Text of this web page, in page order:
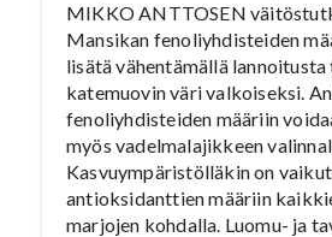
MIKKO ANTTOSEN
Mansikan fenoliyhdisteiden
lisätä vähentämällä
katemuovin väri valkoiseksi.
fenoliyhdisteiden määriin
myös vadelmalajikkeen
Kasvuympäristölläkin on
antioksidanttien määriin
marjojen kohdalla. Luomu- ja